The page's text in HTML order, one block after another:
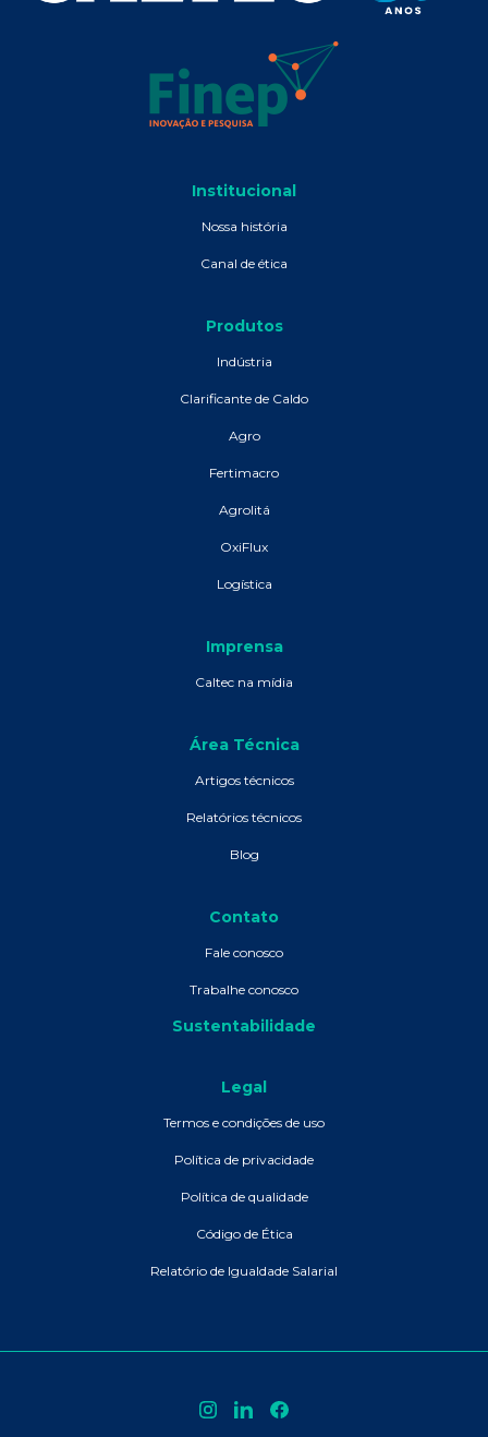
Institucional
Nossa história
Canal de ética
Produtos
Indústria
Clarificante de Caldo
Agro
Fertimacro
Agrolitá
OxiFlux
Logística
Imprensa
Caltec na mídia
Área Técnica
Artigos técnicos
Relatórios técnicos
Blog
Contato
Fale conosco
Trabalhe conosco
Sustentabilidade
Legal
Termos e condições de uso
Política de privacidade
Política de qualidade
Código de Ética
Relatório de Igualdade Salarial